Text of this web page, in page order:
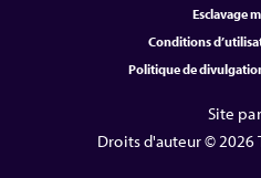
Esclavage
Conditions
Politique de
Site
Droits d'auteur © 2026